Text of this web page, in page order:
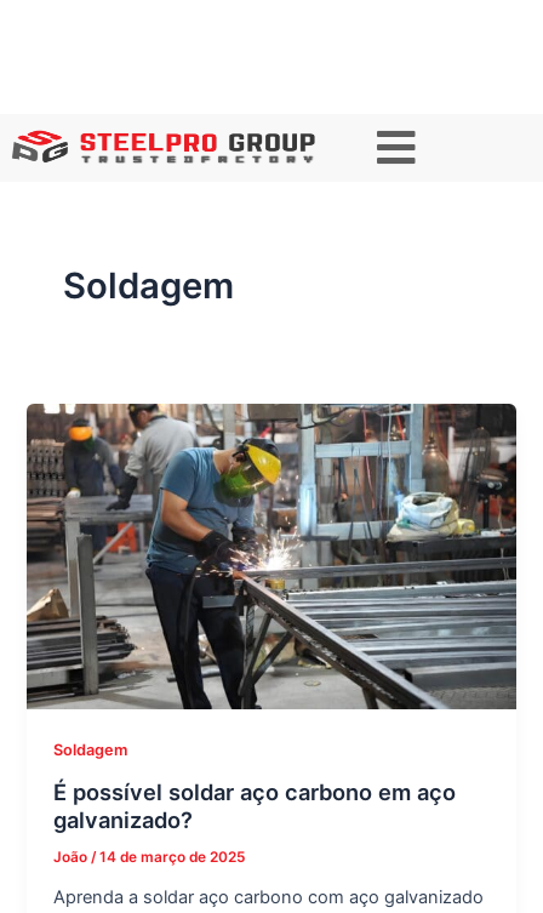
Soldagem
Soldagem
É possível soldar aço carbono em aço
galvanizado?
João/14 de março de 2025
Aprenda a soldar aço carbono com aço galvanizado